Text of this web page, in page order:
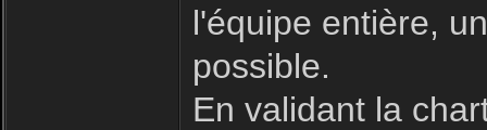
l'équipe entière,
possible.
En validant la